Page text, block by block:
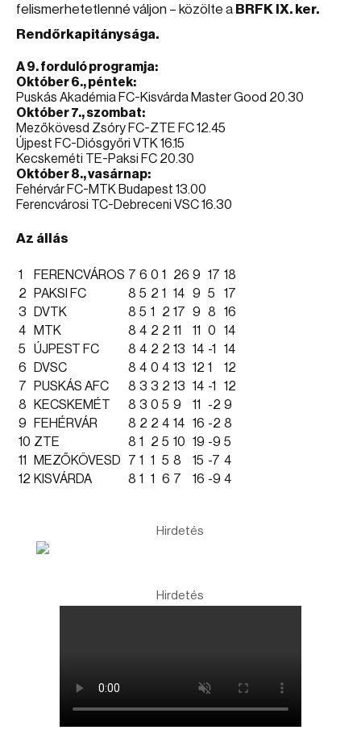
felismerhetetlenné váljon – közölte a BRFK IX. ker.
Rendőrkapitánysága.
A 9. forduló programja:
Október 6., péntek:
Puskás Akadémia FC-Kisvárda Master Good 20.30
Október 7., szombat:
Mezőkövesd Zsóry FC-ZTE FC 12.45
Újpest FC-Diósgyőri VTK 16.15
Kecskeméti TE-Paksi FC 20.30
Október 8., vasárnap:
Fehérvár FC-MTK Budapest 13.00
Ferencvárosi TC-Debreceni VSC 16.30
Az állás
1 FERENCVÁROS 7 6 0 1 26 9 17 18
2
PAKSI FC 8 5 2 1 14 9 5
17
3
DVTK 8 5 1 2 17 9 8
16
4
MTK 8 4 2 2 11 11 0
14
5
ÚJPEST FC 8 4 2 2 13 14 -1
14
6
DVSC 8 4 0 4 13 12 1
12
7
PUSKÁS AFC 8 3 3 2 13 14 -1
12
8
KECSKEMÉT 8 3 0 5 9 11 -2 9
9
FEHÉRVÁR 8 2 2 4 14 16 -2 8
10 ZTE 8 1 2 5 10 19 -9 5
11
MEZŐKÖVESD 7 1 1 5 8 15 -7 4
12 KISVÁRDA 8 1 1 6 7 16 -9 4
Hirdetés
Hirdetés